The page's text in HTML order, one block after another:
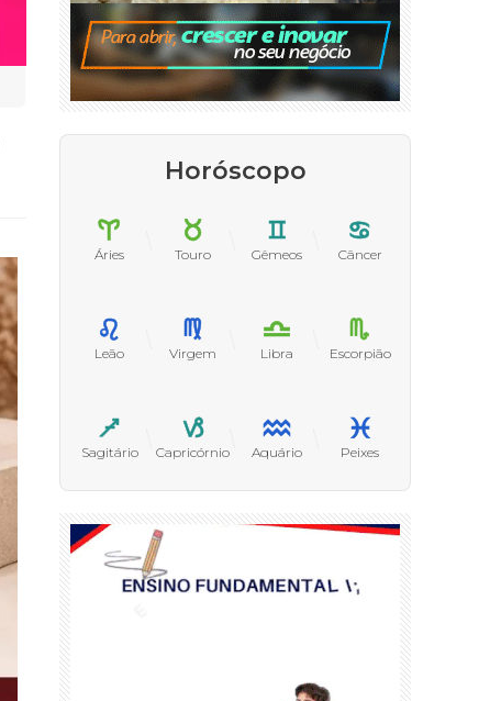
Horóscopo
Áries Touro Gêmeos Câncer
Leão Virgem Libra Escorpião
Sagitário Capricórnio Aquário Peixes